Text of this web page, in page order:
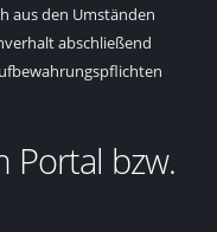
aus den Umständen
abschließend
Portal bzw.